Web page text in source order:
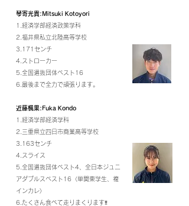
琴寄光貴:Mitsuki Kotoyori
1.経済学部経済政策学科
2.福井県私立北陸高等学校
3.171センチ
4.ストローカー
5.全国選抜団体ベスト16
6.最後まで全力で頑張ります。
近藤楓果:Fuka Kondo
1.経済学部経済学科
2.三重県立四日市商業高等学校
3.163センチ
4.スライス
5.全国選抜団体ベスト4、全日本ジュニ
アダブルスベスト16〈単関東学生、複
インカレ〉
6.たくさん食べて走りまくります‼